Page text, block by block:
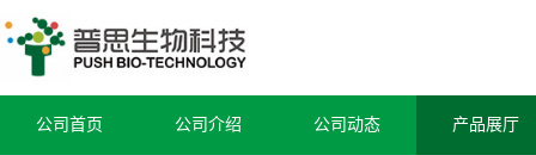
公司首页 公司介绍 公司动态 产品展厅